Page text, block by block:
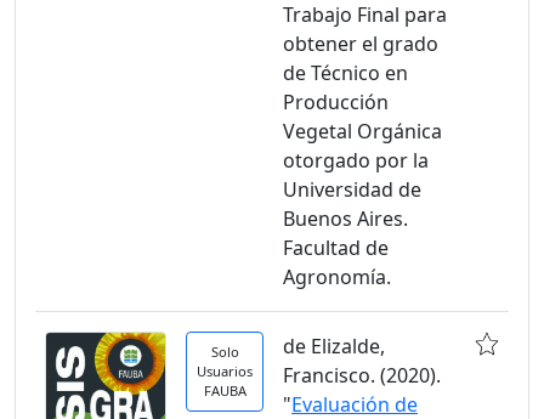
Trabajo Final para
obtener el grado
de Técnico en
Producción
Vegetal Orgánica
otorgado por la
Universidad de
Buenos Aires.
Facultad de
Agronomía.
Solo
Usuarios
FAUBA
de Elizalde,
Francisco. (2020).
"Evaluación de